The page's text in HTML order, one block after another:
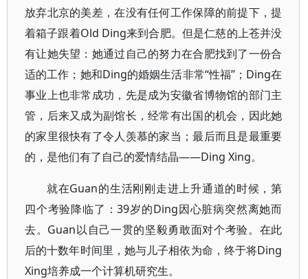
放弃北京的美差，在没有任何工作保障的前提下，提
着箱子跟着Old Ding来到合肥。但是仁慈的上苍并没
有让她失望：她通过自己的努力在合肥找到了一份合
适的工作；她和Ding的婚姻生活非常“性福”；Ding在
事业上也非常成功，先是成为安徽省博物馆的部门主
管，后来又成为副馆长，经常有出国的机会，因此她
的家里很快有了令人羡慕的家当；最后而且是最重要
的，是他们有了自己的爱情结晶——Ding Xing。
就在Guan的生活刚刚走进上升通道的时候，第
四个考验降临了：39岁的Ding因心脏病突然离她而
去。Guan以自己一贯的坚毅勇敢面对个考验。在此
后的十数年时间里，她与儿子相依为命，终于将Ding
Xing培养成一个计算机研究生。